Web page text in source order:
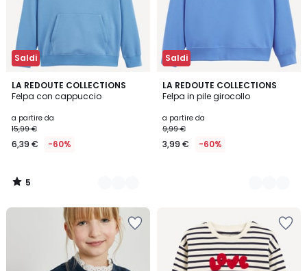
Saldi
LA REDOUTE COLLECTIONS
Felpa con cappuccio
a partire da
15,99 €
6,39 € -60%
5
/
5
Colori
5
/
Saldi
LA REDOUTE COLLECTIONS
Felpa in pile girocollo
a partire da
9,99 €
3,99 € -60%
7
Colori